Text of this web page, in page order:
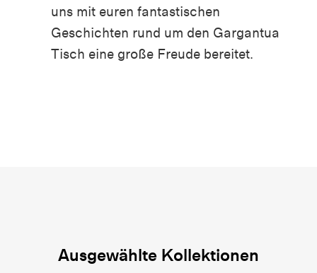
uns mit euren fantastischen
Geschichten rund um den Gargantua
Tisch eine große Freude bereitet.
Ausgewählte Kollektionen